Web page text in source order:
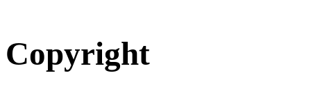
Copyright